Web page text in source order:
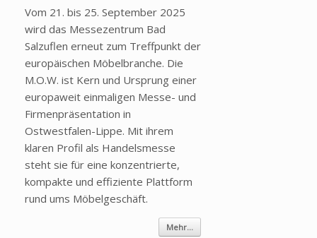
Vom 21. bis 25. September 2025
wird das Messezentrum Bad
Salzuflen erneut zum Treffpunkt der
europäischen Möbelbranche. Die
M.O.W. ist Kern und Ursprung einer
europaweit einmaligen Messe- und
Firmenpräsentation in
Ostwestfalen-Lippe. Mit ihrem
klaren Profil als Handelsmesse
steht sie für eine konzentrierte,
kompakte und effiziente Plattform
rund ums Möbelgeschäft.
Mehr...